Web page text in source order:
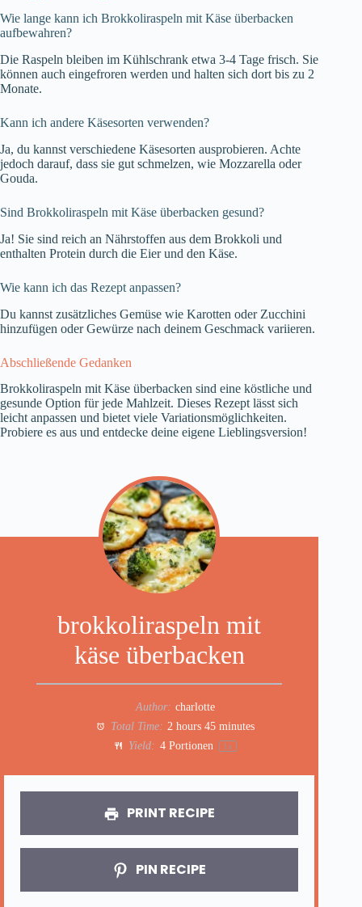
Wie lange kann ich Brokkoliraspeln mit Käse überbacken
aufbewahren?
Die Raspeln bleiben im Kühlschrank etwa 3-4 Tage frisch. Sie
können auch eingefroren werden und halten sich dort bis zu 2
Monate.
Kann ich andere Käsesorten verwenden?
Ja, du kannst verschiedene Käsesorten ausprobieren. Achte
jedoch darauf, dass sie gut schmelzen, wie Mozzarella oder
Gouda.
Sind Brokkoliraspeln mit Käse überbacken gesund?
Ja! Sie sind reich an Nährstoffen aus dem Brokkoli und
enthalten Protein durch die Eier und den Käse.
Wie kann ich das Rezept anpassen?
Du kannst zusätzliches Gemüse wie Karotten oder Zucchini
hinzufügen oder Gewürze nach deinem Geschmack variieren.
Abschließende Gedanken
Brokkoliraspeln mit Käse überbacken sind eine köstliche und
gesunde Option für jede Mahlzeit. Dieses Rezept lässt sich
leicht anpassen und bietet viele Variationsmöglichkeiten.
Probiere es aus und entdecke deine eigene Lieblingsversion!
brokkoliraspeln mit
käse überbacken
Author: charlotte
Total Time: 2 hours 45 minutes
Yield: 4Portionen 1 x
PRINT RECIPE
PIN RECIPE